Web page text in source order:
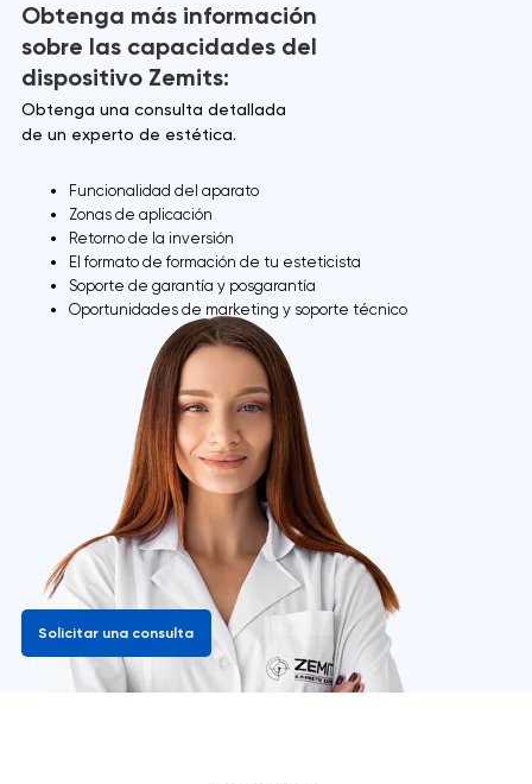
Solicitar una consulta
Obtenga más información
sobre las capacidades del
dispositivo Zemits:
Obtenga una consulta detallada
de un experto de estética.
Funcionalidad del aparato
Zonas de aplicación
Retorno de la inversión
El formato de formación de tu esteticista
Soporte de garantía y posgarantía
Oportunidades de marketing y soporte técnico